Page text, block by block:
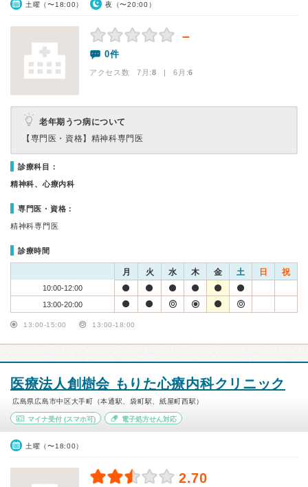
土曜（〜18:00） 夜（〜20:00）
－
0件
アクセス数 7月:8 | 6月:6
老年期うつ病について
【専門医・資格】 精神科専門医
診療科目：
精神科、心療内科
専門医・資格：
精神科専門医
診療時間
月 火 水 木 金 土 日 祝
10:00-12:00
13:00-20:00
13:00-15:00 13:00-18:00
医療法人創樹会 もりた心療内科クリニック
広島県広島市中区大手町（本通駅、袋町駅、紙屋町西駅）
マイナ受付 (スマホ可) 電子処方せん対応
土曜（〜18:00）
2.70